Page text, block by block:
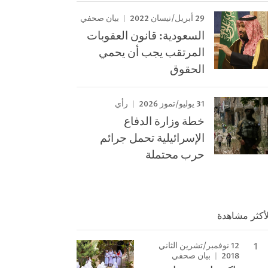
29 أبريل/نيسان 2022 بيان صحفي
السعودية: قانون العقوبات
المرتقب يجب أن يحمي
الحقوق
31 يوليو/تموز 2026 رأي
خطة وزارة الدفاع
الإسرائيلية تحمل جرائم
حرب محتملة
مشاهدة
12 نوفمبر/تشرين الثاني
2018
بيان صحفي